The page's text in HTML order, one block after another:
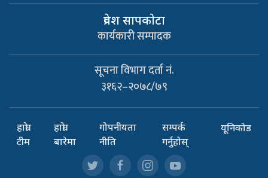
प्रवेश सापकाेटा
कार्यकारी सम्पादक
सूचना विभाग दर्ता नं.
३१६२–२०७८/७९
हाम्रो
टीम
हाम्रो
बारेमा
गोपनीयता
नीति
सम्पर्क
गर्नुहोस्
यूनिकोड